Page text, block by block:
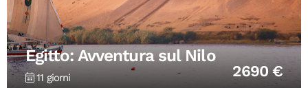
Egitto: Avventura sul Nilo
11 giorni 2690 €